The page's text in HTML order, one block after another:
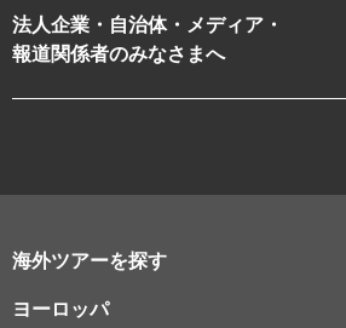
法人企業・自治体・メディア・
報道関係者のみなさまへ
海外ツアーを探す
ヨーロッパ